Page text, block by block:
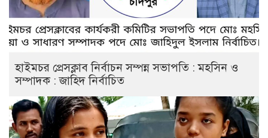
হাইমচর প্রেসক্লাব নির্বাচন সম্পন্ন সভাপতি : মহসিন ও
সম্পাদক : জাহিদ নির্বাচিত